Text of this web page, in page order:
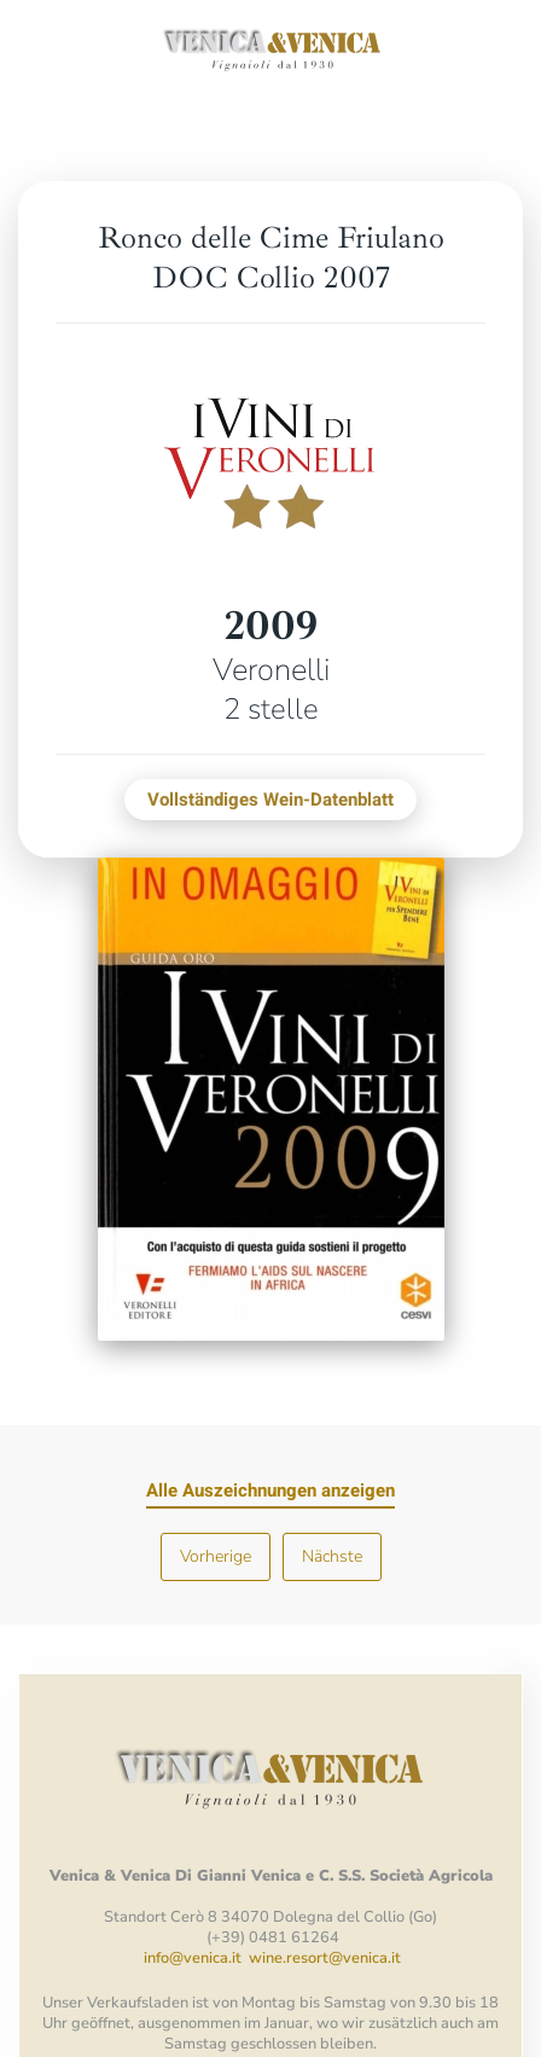
Ronco delle Cime Friulano
DOC Collio 2007
2009
Veronelli
2 stelle
Vollständiges Wein-Datenblatt
Alle Auszeichnungen anzeigen
Vorherige Nächste
Venica & Venica Di Gianni Venica e C. S.S. Società Agricola
Standort Cerò 8 34070 Dolegna del Collio (Go)
(+39) 0481 61264
info@venica.it wine.resort@venica.it
Unser Verkaufsladen ist von Montag bis Samstag von 9.30 bis 18
Uhr geöffnet, ausgenommen im Januar, wo wir zusätzlich auch am
Samstag geschlossen bleiben.